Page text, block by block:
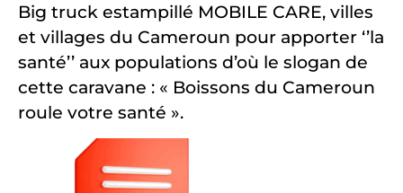
Big truck estampillé MOBILE CARE, villes
et villages du Cameroun pour apporter ‘’la
santé’’ aux populations d’où le slogan de
cette caravane : « Boissons du Cameroun
roule votre santé ».